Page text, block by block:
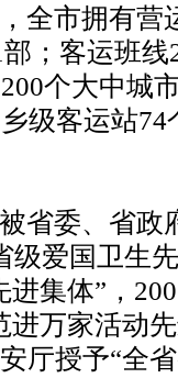
全市拥有
；客运班
个大中城
级客运站
省委、省政
级爱国卫生
集体”，
万家活动
厅授予“全